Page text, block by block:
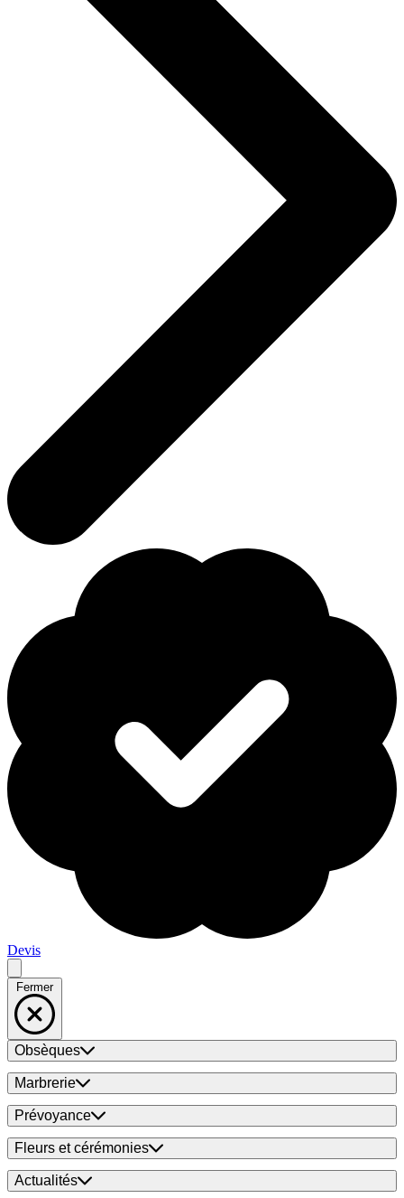
Devis
Fermer
Obsèques
Marbrerie
Prévoyance
Fleurs et cérémonies
Actualités